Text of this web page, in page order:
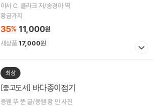
아서 C. 클라크 저/송경아 역
황금가지
35% 11,000원
새상품 17,000원
최상
[중고도서] 바다종이접기
응웬 뚜 뚠 글/응웬 황 민 사진